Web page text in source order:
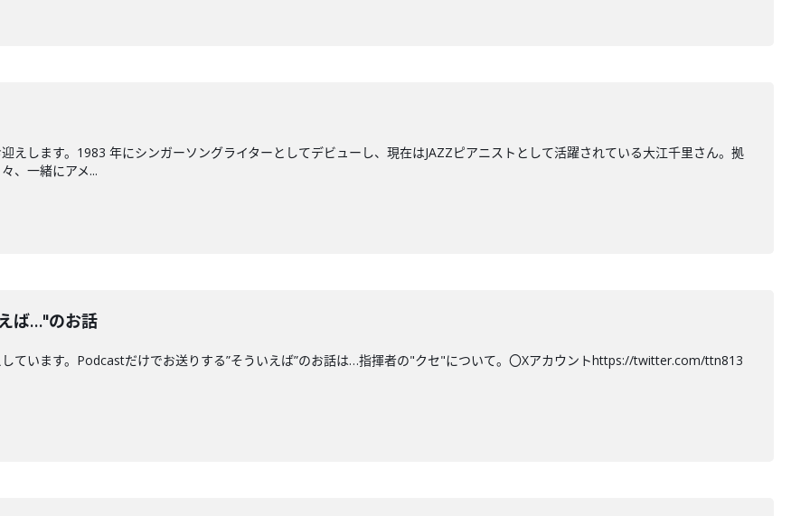
えします。1983 年にシンガーソングライターとしてデビューし、現在はJAZZピアニストとして活躍されている大江千里さん。拠
、一緒にアメ...
ば…"のお話
ています。Podcastだけでお送りする”そういえば”のお話は…指揮者の"クセ"について。〇Xアカウントhttps://twitter.com/ttn813